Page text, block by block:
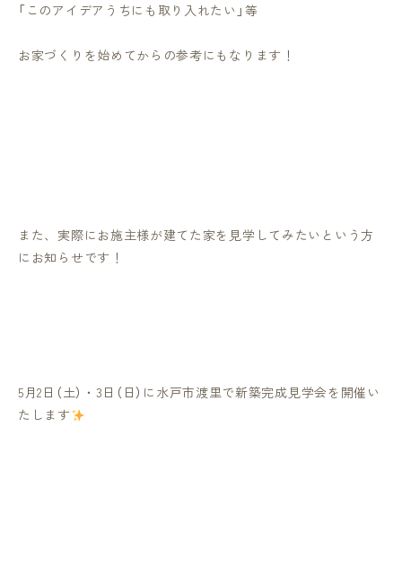
「このアイデアうちにも取り入れたい」等
お家づくりを始めてからの参考にもなります！
また、実際にお施主様が建てた家を見学してみたいという方
にお知らせです！
5月2 日（土）・ 3 日（日）に水戸市渡里で新築完成見学会を開催い
たします